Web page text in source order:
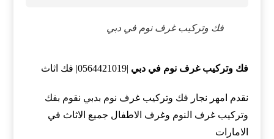
فك وتركيب غرف نوم في دبي
فك وتركيب غرف نوم في دبي |0564421019| فك اثاث
نقدم امهر نجار فك وتركيب غرف نوم بدبي نقوم بفك
وتركيب غرف النوم وغرف الاطفال جميع الاثاث في
الامارات